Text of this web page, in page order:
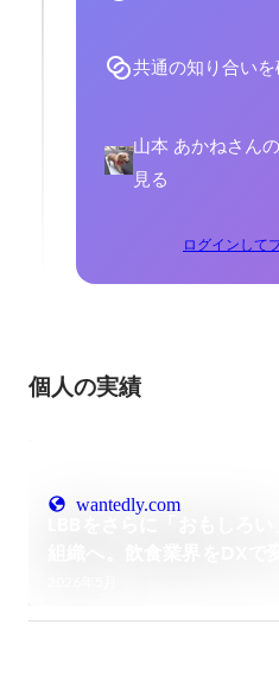
共通の知り合いを
山本 あかねさん
見る
ログインして
個人の実績
wantedly.com